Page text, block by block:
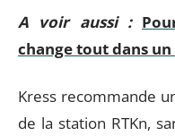
A voir aussi :
change tout dans
Kress recommande
de la station RTKn,